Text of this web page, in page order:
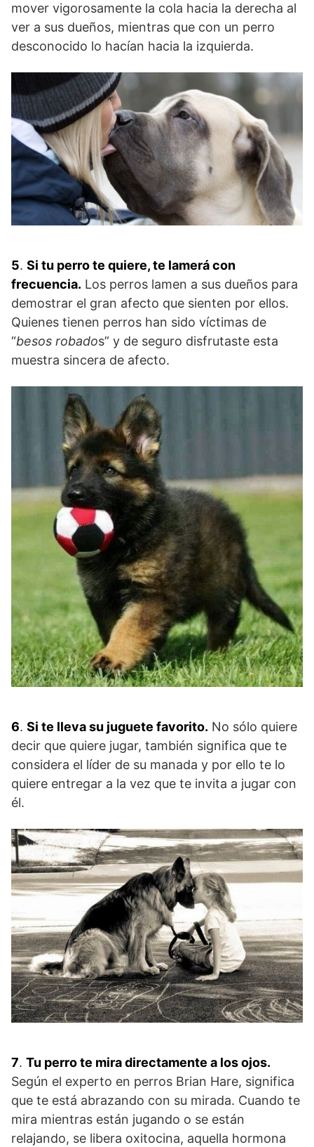
mover vigorosamente la cola hacia la derecha al
ver a sus dueños, mientras que con un perro
desconocido lo hacían hacia la izquierda.
5. Si tu perro te quiere, te lamerá con
frecuencia. Los perros lamen a sus dueños para
demostrar el gran afecto que sienten por ellos.
Quienes tienen perros han sido víctimas de
“besos robados” y de seguro disfrutaste esta
muestra sincera de afecto.
6. Si te lleva su juguete favorito. No sólo quiere
decir que quiere jugar, también significa que te
considera el líder de su manada y por ello te lo
quiere entregar a la vez que te invita a jugar con
él.
7. Tu perro te mira directamente a los ojos.
Según el experto en perros Brian Hare, significa
que te está abrazando con su mirada. Cuando te
mira mientras están jugando o se están
relajando, se libera oxitocina, aquella hormona